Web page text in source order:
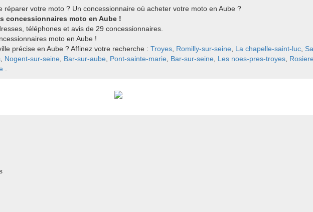
réparer votre moto ? Un concessionnaire où acheter votre moto en Aube ?
concessionnaires moto en Aube !
téléphones et avis de 29 concessionnaires.
moto en Aube !
précise en Aube ? Affinez votre recherche : Troyes Romilly-sur-seine La chapelle-saint-luc
Nogent-sur-seine Bar-sur-aube Pont-sainte-marie Bar-sur-seine Les noes-pres-troyes